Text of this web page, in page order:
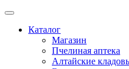
Каталог
Магазин
Пчелиная аптека
Алтайские